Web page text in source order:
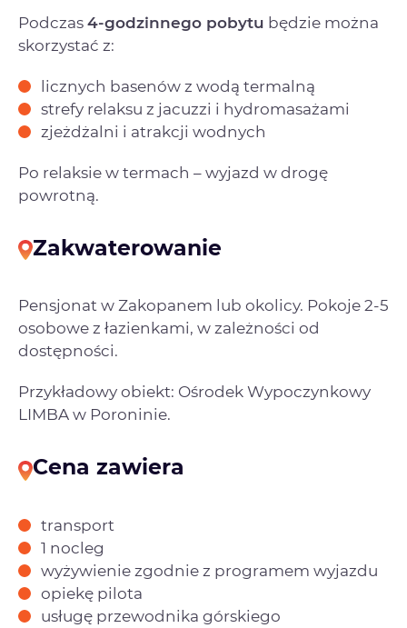
Podczas 4-godzinnego pobytu będzie można
skorzystać z:
licznych basenów z wodą termalną
strefy relaksu z jacuzzi i hydromasażami
zjeżdżalni i atrakcji wodnych
Po relaksie w termach – wyjazd w drogę
powrotną.
Zakwaterowanie
Pensjonat w Zakopanem lub okolicy. Pokoje 2-5
osobowe z łazienkami, w zależności od
dostępności.
Przykładowy obiekt: Ośrodek Wypoczynkowy
LIMBA w Poroninie.
Cena zawiera
transport
1 nocleg
wyżywienie zgodnie z programem wyjazdu
opiekę pilota
usługę przewodnika górskiego